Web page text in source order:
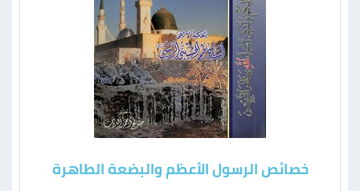
خصائص الرسول الأعظم والبضعة الطاهرة